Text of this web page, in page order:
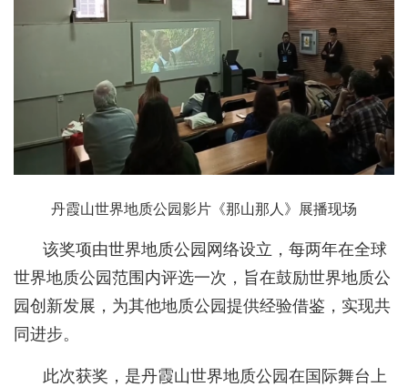
丹霞山世界地质公园影片《那山那人》展播现场
该奖项由世界地质公园网络设立，每两年在全球
世界地质公园范围内评选一次，旨在鼓励世界地质公
园创新发展，为其他地质公园提供经验借鉴，实现共
同进步。
此次获奖，是丹霞山世界地质公园在国际舞台上